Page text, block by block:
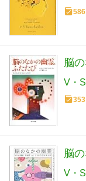
586
脳
V・
353
脳
V・